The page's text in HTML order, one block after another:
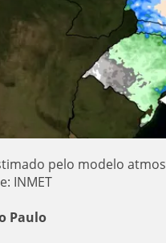
pelo modelo
INMET
Paulo